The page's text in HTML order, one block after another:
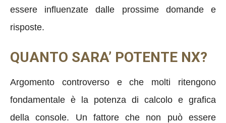
essere influenzate dalle prossime domande e
risposte.
QUANTO SARA’ POTENTE NX?
Argomento controverso e che molti ritengono
fondamentale è la potenza di calcolo e grafica
della console. Un fattore che non può essere